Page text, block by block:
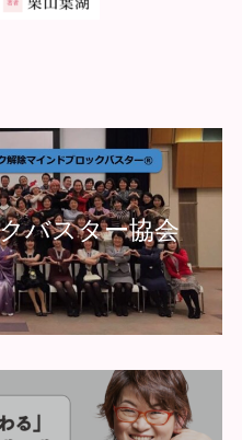
バスター協会